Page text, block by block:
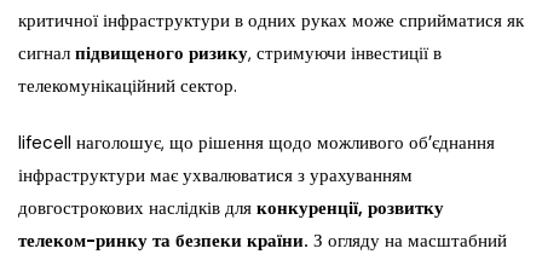
критичної інфраструктури в одних руках може сприйматися як
сигнал підвищеного ризику, стримуючи інвестиції в
телекомунікаційний сектор.
lifecell наголошує, що рішення щодо можливого об’єднання
інфраструктури має ухвалюватися з урахуванням
довгострокових наслідків для конкуренції, розвитку
телеком-ринку та безпеки країни. З огляду на масштабний